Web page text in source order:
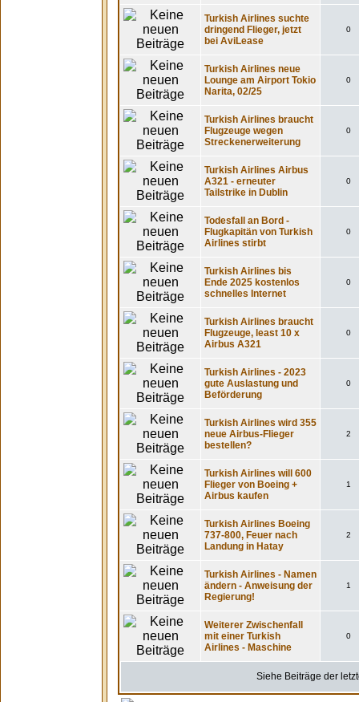
Turkish Airlines suchte
dringend Flieger, jetzt
bei AviLease
0
Turkish Airlines neue
Lounge am Airport Tokio
Narita, 02/25
0
Turkish Airlines braucht
Flugzeuge wegen
Streckenerweiterung
0
Turkish Airlines Airbus
A321 - erneuter
Tailstrike in Dublin
0
Todesfall an Bord -
Flugkapitän von Turkish
Airlines stirbt
0
Turkish Airlines bis
Ende 2025 kostenlos
schnelles Internet
0
Turkish Airlines braucht
Flugzeuge, least 10 x
Airbus A321
0
Turkish Airlines - 2023
gute Auslastung und
Beförderung
0
Turkish Airlines wird 355
neue Airbus-Flieger
bestellen?
2
Turkish Airlines will 600
Flieger von Boeing +
Airbus kaufen
1
Turkish Airlines Boeing
737-800, Feuer nach
Landung in Hatay
2
Turkish Airlines - Namen
ändern - Anweisung der
Regierung!
1
Weiterer Zwischenfall
mit einer Turkish
Airlines - Maschine
0
Siehe Beiträge der